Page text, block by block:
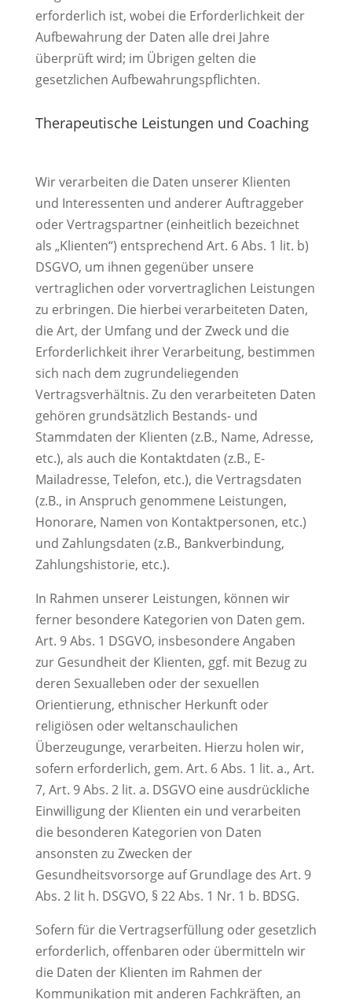
erforderlich ist, wobei die Erforderlichkeit der
Aufbewahrung der Daten alle drei Jahre
überprüft wird; im Übrigen gelten die
gesetzlichen Aufbewahrungspflichten.
Therapeutische Leistungen und Coaching
Wir verarbeiten die Daten unserer Klienten
und Interessenten und anderer Auftraggeber
oder Vertragspartner (einheitlich bezeichnet
als „Klienten“) entsprechend Art. 6 Abs. 1 lit. b)
DSGVO, um ihnen gegenüber unsere
vertraglichen oder vorvertraglichen Leistungen
zu erbringen. Die hierbei verarbeiteten Daten,
die Art, der Umfang und der Zweck und die
Erforderlichkeit ihrer Verarbeitung, bestimmen
sich nach dem zugrundeliegenden
Vertragsverhältnis. Zu den verarbeiteten Daten
gehören grundsätzlich Bestands- und
Stammdaten der Klienten (z.B., Name, Adresse,
etc.), als auch die Kontaktdaten (z.B., E-
Mailadresse, Telefon, etc.), die Vertragsdaten
(z.B., in Anspruch genommene Leistungen,
Honorare, Namen von Kontaktpersonen, etc.)
und Zahlungsdaten (z.B., Bankverbindung,
Zahlungshistorie, etc.).
In Rahmen unserer Leistungen, können wir
ferner besondere Kategorien von Daten gem.
Art. 9 Abs. 1 DSGVO, insbesondere Angaben
zur Gesundheit der Klienten, ggf. mit Bezug zu
deren Sexualleben oder der sexuellen
Orientierung, ethnischer Herkunft oder
religiösen oder weltanschaulichen
Überzeugunge, verarbeiten. Hierzu holen wir,
sofern erforderlich, gem. Art. 6 Abs. 1 lit. a., Art.
7, Art. 9 Abs. 2 lit. a. DSGVO eine ausdrückliche
Einwilligung der Klienten ein und verarbeiten
die besonderen Kategorien von Daten
ansonsten zu Zwecken der
Gesundheitsvorsorge auf Grundlage des Art. 9
Abs. 2 lit h. DSGVO, § 22 Abs. 1 Nr. 1 b. BDSG.
Sofern für die Vertragserfüllung oder gesetzlich
erforderlich, offenbaren oder übermitteln wir
die Daten der Klienten im Rahmen der
Kommunikation mit anderen Fachkräften, an